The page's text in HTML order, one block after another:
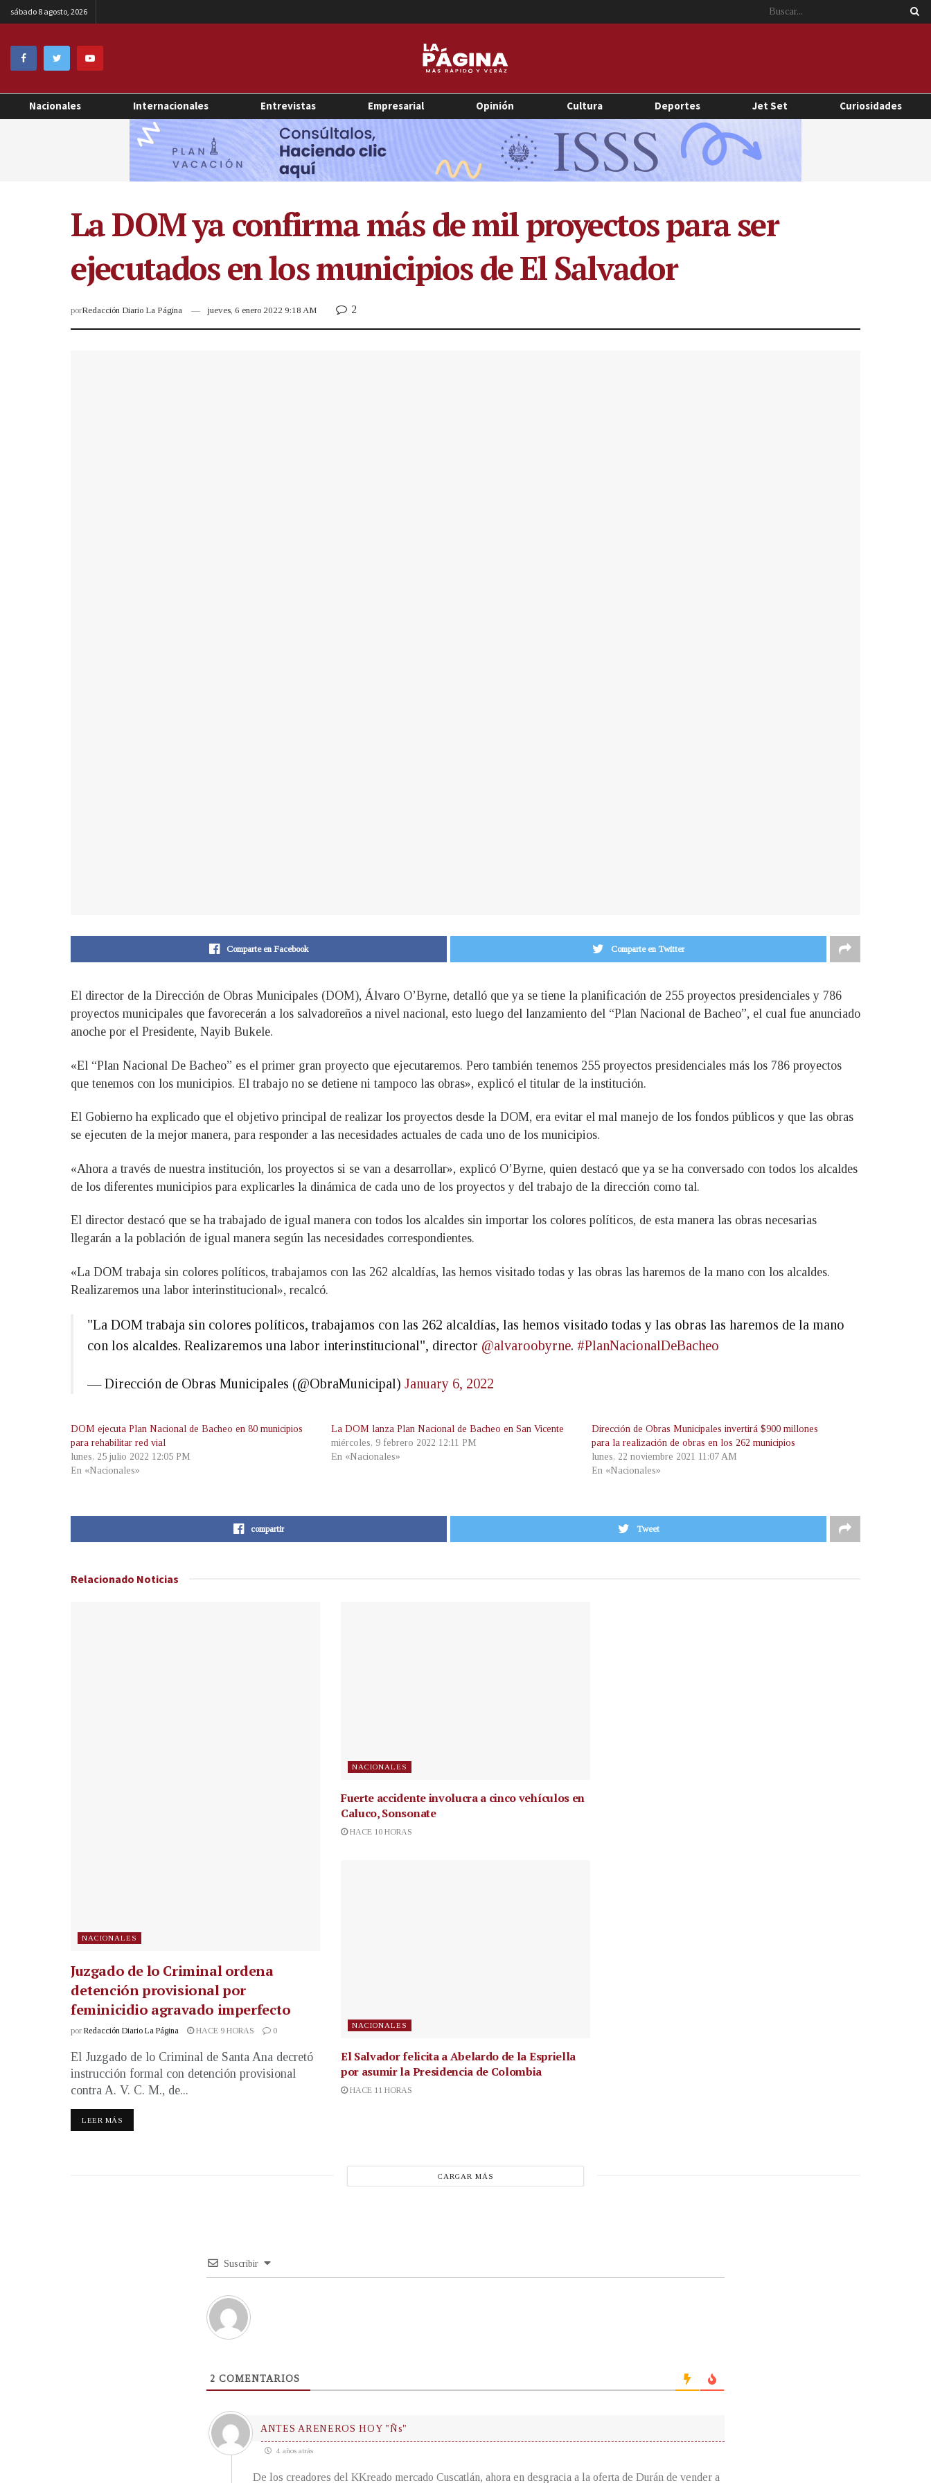
sábado 8 agosto, 2026
Nacionales Internacionales Entrevistas Empresarial Opinión Cultura Deportes Jet Set Curiosidades
La DOM ya confirma más de mil proyectos para ser
ejecutados en los municipios de El Salvador
porRedacción Diario La Página jueves, 6 enero 2022 9:18 AM 2
Comparte en Facebook Comparte en Twitter
El director de la Dirección de Obras Municipales (DOM), Álvaro O’Byrne, detalló que ya se tiene la planificación de 255 proyectos presidenciales y 786
proyectos municipales que favorecerán a los salvadoreños a nivel nacional, esto luego del lanzamiento del “Plan Nacional de Bacheo”, el cual fue anunciado
anoche por el Presidente, Nayib Bukele.
«El “Plan Nacional De Bacheo” es el primer gran proyecto que ejecutaremos. Pero también tenemos 255 proyectos presidenciales más los 786 proyectos
que tenemos con los municipios. El trabajo no se detiene ni tampoco las obras», explicó el titular de la institución.
El Gobierno ha explicado que el objetivo principal de realizar los proyectos desde la DOM, era evitar el mal manejo de los fondos públicos y que las obras
se ejecuten de la mejor manera, para responder a las necesidades actuales de cada uno de los municipios.
«Ahora a través de nuestra institución, los proyectos si se van a desarrollar», explicó O’Byrne, quien destacó que ya se ha conversado con todos los alcaldes
de los diferentes municipios para explicarles la dinámica de cada uno de los proyectos y del trabajo de la dirección como tal.
El director destacó que se ha trabajado de igual manera con todos los alcaldes sin importar los colores políticos, de esta manera las obras necesarias
llegarán a la población de igual manera según las necesidades correspondientes.
«La DOM trabaja sin colores políticos, trabajamos con las 262 alcaldías, las hemos visitado todas y las obras las haremos de la mano con los alcaldes.
Realizaremos una labor interinstitucional», recalcó.
"La DOM trabaja sin colores políticos, trabajamos con las 262 alcaldías, las hemos visitado todas y las obras las haremos de la mano
con los alcaldes. Realizaremos una labor interinstitucional", director @alvaroobyrne. #PlanNacionalDeBacheo
— Dirección de Obras Municipales (@ObraMunicipal) January 6, 2022
DOM ejecuta Plan Nacional de Bacheo en 80 municipios
para rehabilitar red vial
lunes, 25 julio 2022 12:05 PM
En «Nacionales»
La DOM lanza Plan Nacional de Bacheo en San Vicente
miércoles, 9 febrero 2022 12:11 PM
En «Nacionales»
Dirección de Obras Municipales invertirá $900 millones
para la realización de obras en los 262 municipios
lunes, 22 noviembre 2021 11:07 AM
En «Nacionales»
compartir Tweet
Relacionado Noticias
NACIONALES
Juzgado de lo Criminal ordena
detención provisional por
feminicidio agravado imperfecto
por Redacción Diario La Página HACE 9 HORAS 0
El Juzgado de lo Criminal de Santa Ana decretó
instrucción formal con detención provisional
contra A. V. C. M., de...
LEER MÁS
NACIONALES
Fuerte accidente involucra a cinco vehículos en
Caluco, Sonsonate
HACE 10 HORAS
NACIONALES
El Salvador felicita a Abelardo de la Espriella
por asumir la Presidencia de Colombia
HACE 11 HORAS
CARGAR MÁS
Suscribir
2 COMENTARIOS
ANTES ARENEROS HOY "Ñs"
4 años atrás
De los creadores del KKreado mercado Cuscatlán, ahora en desgracia a la oferta de Durán de vender a